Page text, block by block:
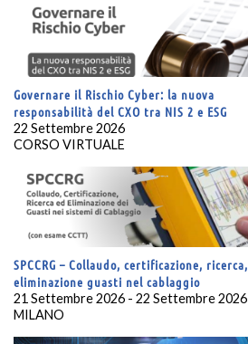
Governare il Rischio Cyber: la nuova
responsabilità del CXO tra NIS 2 e ESG
22 Settembre 2026
CORSO VIRTUALE
SPCCRG – Collaudo, certificazione, ricerca,
eliminazione guasti nel cablaggio
21 Settembre 2026 - 22 Settembre 2026
MILANO